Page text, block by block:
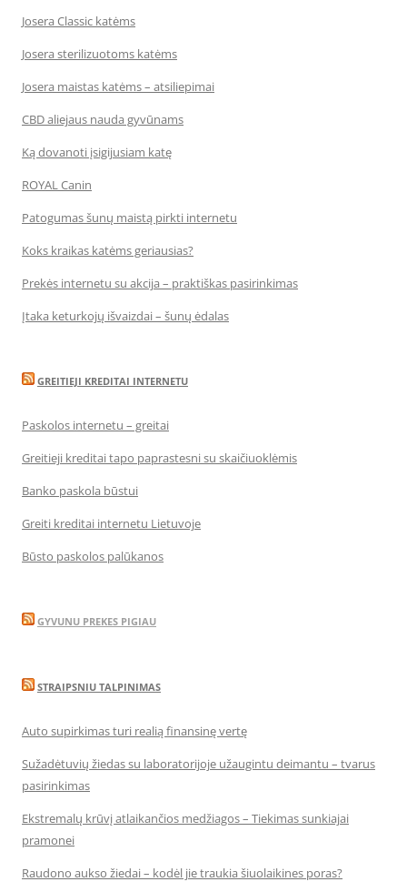
Josera Classic katėms
Josera sterilizuotoms katėms
Josera maistas katėms – atsiliepimai
CBD aliejaus nauda gyvūnams
Ką dovanoti įsigijusiam katę
ROYAL Canin
Patogumas šunų maistą pirkti internetu
Koks kraikas katėms geriausias?
Prekės internetu su akcija – praktiškas pasirinkimas
Įtaka keturkojų išvaizdai – šunų ėdalas
GREITIEJI KREDITAI INTERNETU
Paskolos internetu – greitai
Greitieji kreditai tapo paprastesni su skaičiuoklėmis
Banko paskola būstui
Greiti kreditai internetu Lietuvoje
Būsto paskolos palūkanos
GYVUNU PREKES PIGIAU
STRAIPSNIU TALPINIMAS
Auto supirkimas turi realią finansinę vertę
Sužadėtuvių žiedas su laboratorijoje užaugintu deimantu – tvarus
pasirinkimas
Ekstremalų krūvį atlaikančios medžiagos – Tiekimas sunkiajai
pramonei
Raudono aukso žiedai – kodėl jie traukia šiuolaikines poras?